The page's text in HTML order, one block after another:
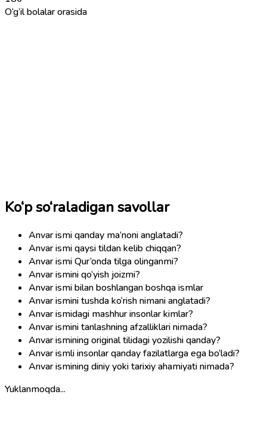
O‘g‘il bolalar orasida
Ko‘p so‘raladigan savollar
Anvar ismi qanday ma’noni anglatadi?
Anvar ismi qaysi tildan kelib chiqqan?
Anvar ismi Qur’onda tilga olinganmi?
Anvar ismini qo‘yish joizmi?
Anvar ismi bilan boshlangan boshqa ismlar
Anvar ismini tushda ko‘rish nimani anglatadi?
Anvar ismidagi mashhur insonlar kimlar?
Anvar ismini tanlashning afzalliklari nimada?
Anvar ismining original tilidagi yozilishi qanday?
Anvar ismli insonlar qanday fazilatlarga ega bo‘ladi?
Anvar ismining diniy yoki tarixiy ahamiyati nimada?
Yuklanmoqda...